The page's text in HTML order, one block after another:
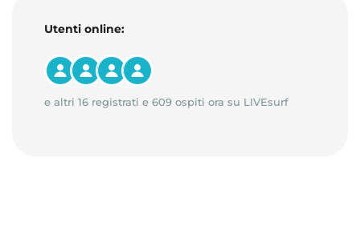
Utenti online:
e altri 16 registrati e 609 ospiti ora su LIVEsurf